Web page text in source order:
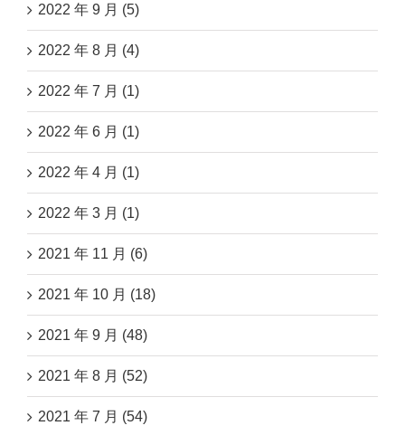
2022 年 9 月 (5)
2022 年 8 月 (4)
2022 年 7 月 (1)
2022 年 6 月 (1)
2022 年 4 月 (1)
2022 年 3 月 (1)
2021 年 11 月 (6)
2021 年 10 月 (18)
2021 年 9 月 (48)
2021 年 8 月 (52)
2021 年 7 月 (54)